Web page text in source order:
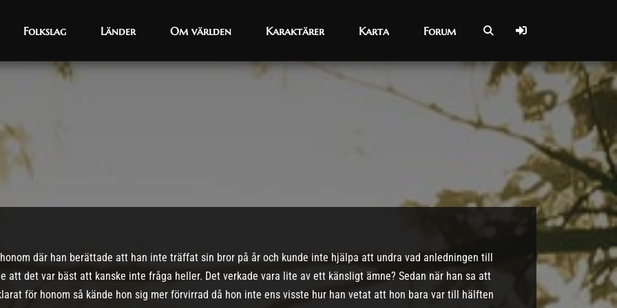
Folkslag
Folkslag Länder
Länder Om världen
Om världen Karaktärer
Karaktärer Karta
Karta Forum
Forum
där han berättade att han inte träffat sin bror på år och kunde inte hjälpa att undra vad anledningen till
att det var bäst att kanske inte fråga heller. Det verkade vara lite av ett känsligt ämne? Sedan när han sa att
för honom så kände hon sig mer förvirrad då hon inte ens visste hur han vetat att hon bara var till hälften